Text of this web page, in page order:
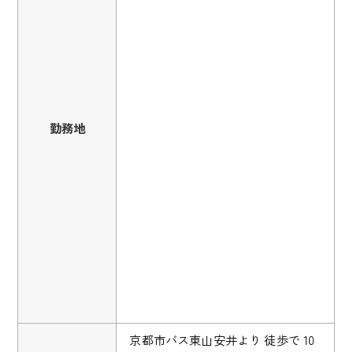
勤務地
京都市バス東山安井より 徒歩で 10